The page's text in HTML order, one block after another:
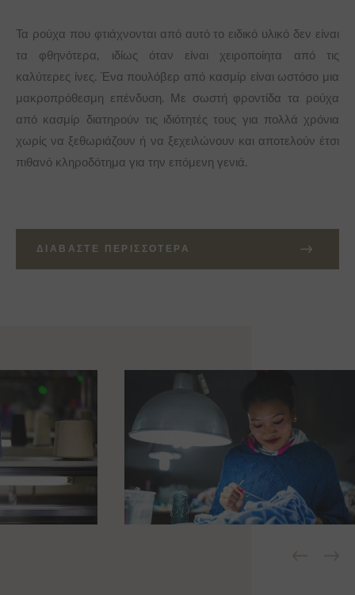
Τα ρούχα που φτιάχνονται από αυτό το ειδικό υλικό δεν είναι
τα φθηνότερα, ιδίως όταν είναι χειροποίητα από τις
καλύτερες ίνες. Ένα πουλόβερ από κασμίρ είναι ωστόσο μια
μακροπρόθεσμη επένδυση. Με σωστή φροντίδα τα ρούχα
από κασμίρ διατηρούν τις ιδιότητές τους για πολλά χρόνια
χωρίς να ξεθωριάζουν ή να ξεχειλώνουν και αποτελούν έτσι
πιθανό κληροδότημα για την επόμενη γενιά.
ΔΙΑΒΆΣΤΕ ΠΕΡΙΣΣΌΤΕΡΑ